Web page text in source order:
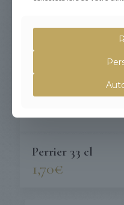
Perrier 33 cl
1,70€